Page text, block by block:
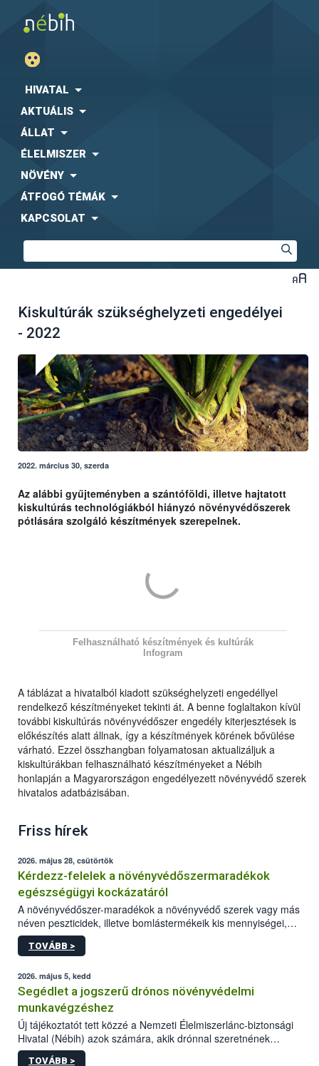
HIVATAL
AKTUÁLIS
ÁLLAT
ÉLELMISZER
NÖVÉNY
ÁTFOGÓ TÉMÁK
KAPCSOLAT
Kiskultúrák szükséghelyzeti engedélyei
- 2022
2022. március 30, szerda
Az alábbi gyűjteményben a szántóföldi, illetve hajtatott
kiskultúrás technológiákból hiányzó növényvédőszerek
pótlására szolgáló készítmények szerepelnek.
Felhasználható készítmények és kultúrák
Infogram
A táblázat a hivatalból kiadott szükséghelyzeti engedéllyel
rendelkező készítményeket tekinti át. A benne foglaltakon kívül
további kiskultúrás növényvédőszer engedély kiterjesztések is
előkészítés alatt állnak, így a készítmények körének bővülése
várható. Ezzel összhangban folyamatosan aktualizáljuk a
kiskultúrákban felhasználható készítményeket a Nébih
honlapján a Magyarországon engedélyezett növényvédő szerek
hivatalos adatbázisában.
Friss hírek
2026. május 28, csütörtök
Kérdezz-felelek a növényvédőszermaradékok
egészségügyi kockázatáról
A növényvédőszer-maradékok a növényvédő szerek vagy más
néven peszticidek, illetve bomlástermékeik kis mennyiségei,
melyek a terményekben vagy azok felületén a betakarítást,
szüretelést, illetve tárolást követően is megmaradhatnak. Az
mennyiségének esetenként a kezelt terményeken is jelen kell
lennie. Nem minden élelmiszer tartalmaz szermaradékot.
Azokban az élelmiszerekben is, melyekben kimutathatóak,
általában csak nagyon kis mennyiségben vannak jelen, így nem
jelenthetnek kockázatot a fogyasztó egészségére nézve.
TOVÁBB >
2026. május 5, kedd
Segédlet a jogszerű drónos növényvédelmi
munkavégzéshez
Új tájékoztatót tett közzé a Nemzeti Élelmiszerlánc-biztonsági
Hivatal (Nébih) azok számára, akik drónnal szeretnének
növényvédelmi vagy tápanyag-gazdálkodási tevékenységet
TOVÁBB >